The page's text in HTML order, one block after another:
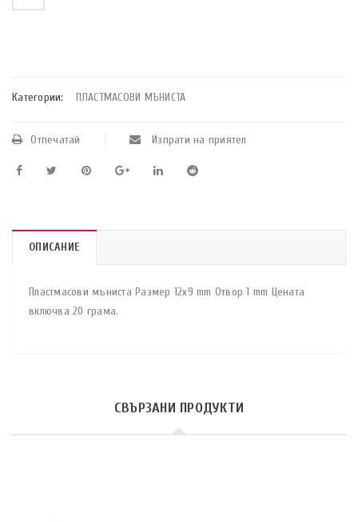
Категории: ПЛАСТМАСОВИ МЪНИСТА
Отпечатай Изпрати на приятел
ОПИСАНИЕ
Пластмасови мъниста Размер 12х9 mm Отвор 1 mm Цената
включва 20 грама.
СВЪРЗАНИ ПРОДУКТИ